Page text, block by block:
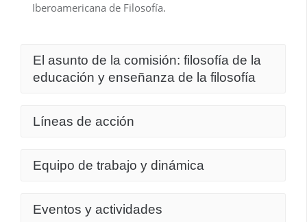
Iberoamericana de Filosofía.
El asunto de la comisión: filosofía de la
educación y enseñanza de la filosofía
La Comisión Educativa se ocupa de analizar,
estudiar, promover, actualizar y defender los
y educación. Entendida la educación en sentido
amplio, esta intersección cobija aspectos como el
educación, enseñanza de filosofía en las
instituciones educativas y de áreas relacionadas
Líneas de acción
Las siguientes líneas de acción son los mecanismos
a través de los cuales se realiza el objetivo central
actualizar el campo de la filosofía de la educación y
la enseñanza de la filosofía.
Equipo de trabajo y dinámica
La Comisión Educativa se inscribe en el seno de la
Sociedad Colombiana de Filosofía. El equipo de
Eventos y actividades